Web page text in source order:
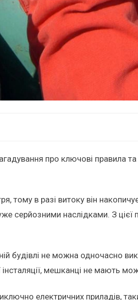
про ключові правила та
тому в разі витоку він
серйозними наслідками. З цієї
будівлі не можна одночасно
мешканці не мають
електричних приладів,